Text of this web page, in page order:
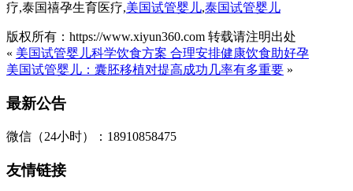
疗,泰国禧孕生育医疗,美国试管婴儿,泰国试管婴儿
版权所有：https://www.xiyun360.com 转载请注明出处
« 美国试管婴儿科学饮食方案 合理安排健康饮食助好孕
美国试管婴儿：囊胚移植对提高成功几率有多重要 »
最新公告
微信（24小时）：18910858475
友情链接